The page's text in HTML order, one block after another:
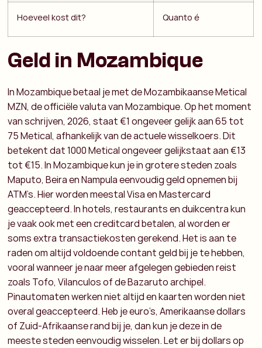
Hoeveel kost dit? Quanto é
Geld in Mozambique
In Mozambique betaal je met de Mozambikaanse Metical
MZN, de officiële valuta van Mozambique. Op het moment
van schrijven, 2026, staat €1 ongeveer gelijk aan 65 tot
75 Metical, afhankelijk van de actuele wisselkoers. Dit
betekent dat 1000 Metical ongeveer gelijkstaat aan €13
tot €15. In Mozambique kun je in grotere steden zoals
Maputo, Beira en Nampula eenvoudig geld opnemen bij
ATM’s. Hier worden meestal Visa en Mastercard
geaccepteerd. In hotels, restaurants en duikcentra kun
je vaak ook met een creditcard betalen, al worden er
soms extra transactiekosten gerekend. Het is aan te
raden om altijd voldoende contant geld bij je te hebben,
vooral wanneer je naar meer afgelegen gebieden reist
zoals Tofo, Vilanculos of de Bazaruto archipel.
Pinautomaten werken niet altijd en kaarten worden niet
overal geaccepteerd. Heb je euro’s, Amerikaanse dollars
of Zuid-Afrikaanse rand bij je, dan kun je deze in de
meeste steden eenvoudig wisselen. Let er bij dollars op